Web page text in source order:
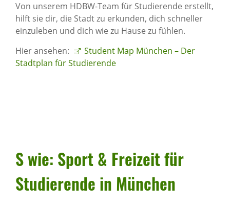
Von unserem HDBW-Team für Studierende erstellt,
hilft sie dir, die Stadt zu erkunden, dich schneller
einzuleben und dich wie zu Hause zu fühlen.
Hier ansehen:
Student Map München – Der
Stadtplan für Studierende
S wie: Sport & Frei­zeit für
Studie­rende in München